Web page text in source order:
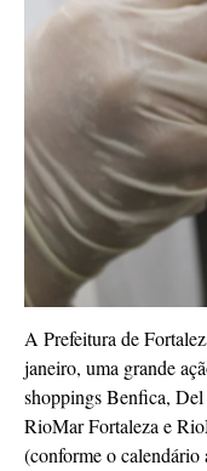
A Prefeitura de
janeiro, uma grande
shoppings Benfica,
RioMar Fortaleza e
(conforme o calendário